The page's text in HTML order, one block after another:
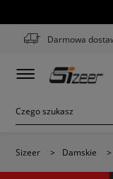
Darmowa
Sizeer > Damskie >